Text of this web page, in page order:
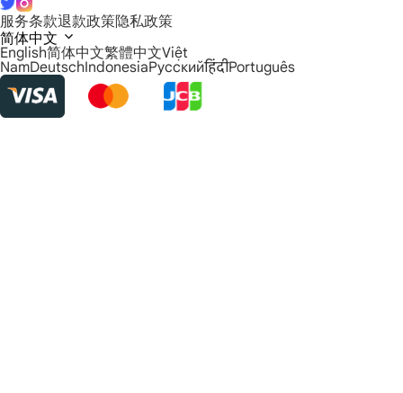
服务条款退款政策隐私政策
简体中文
English简体中文繁體中文Việt
NamDeutschIndonesiaРусскийहिंदीPortuguês